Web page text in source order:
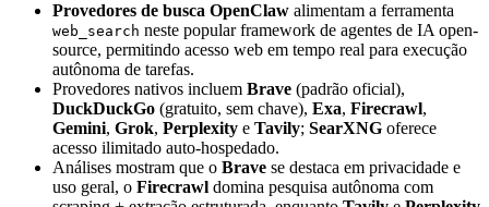
Provedores de busca OpenClaw alimentam a ferramenta
web_search neste popular framework de agentes de IA open-
source, permitindo acesso web em tempo real para execução
autônoma de tarefas.
Provedores nativos incluem Brave (padrão oficial),
DuckDuckGo (gratuito, sem chave), Exa, Firecrawl,
Gemini, Grok, Perplexity e Tavily; SearXNG oferece
acesso ilimitado auto-hospedado.
Análises mostram que o Brave se destaca em privacidade e
uso geral, o Firecrawl domina pesquisa autônoma com